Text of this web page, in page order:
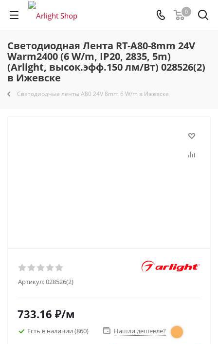
0
Светодиодная Лента RT-A80-8mm 24V
Warm2400 (6 W/m, IP20, 2835, 5m)
(Arlight, высок.эфф.150 лм/Вт) 028526(2)
в Ижевске
Светодиодные ленты A80 24V 8mm 6 W/m в Ижевске
Артикул:028526(2)
733.16 ₽/м
Есть в наличии (860) Нашли дешевле?